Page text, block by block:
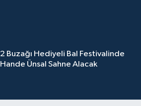
2 Buzağı Hediyeli Bal Festivalinde
Hande Ünsal Sahne Alacak